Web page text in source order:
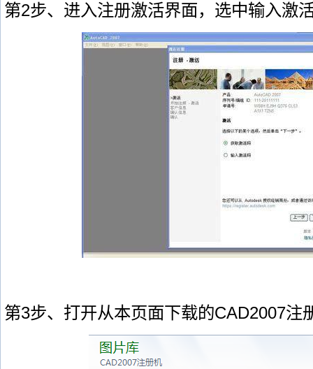
第2步、进入注册激活界面，选中输入激
第3步、打开从本页面下载的CAD2007注